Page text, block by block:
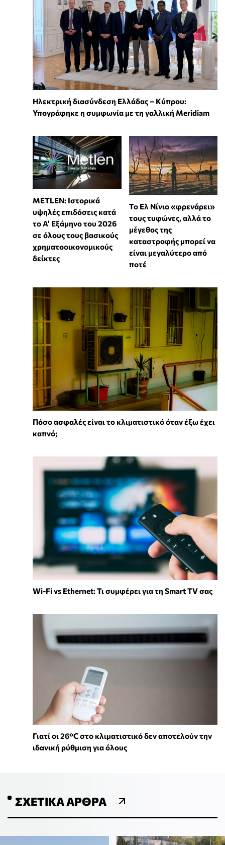
Ηλεκτρική διασύνδεση Ελλάδας – Κύπρου:
Υπογράφηκε η συμφωνία με τη γαλλική Meridiam
METLEN: Ιστορικά
υψηλές επιδόσεις κατά
το Α’ Εξάμηνο του 2026
σε όλους τους βασικούς
χρηματοοικονομικούς
δείκτες
Το Ελ Νίνιο «φρενάρει»
τους τυφώνες, αλλά το
μέγεθος της
καταστροφής μπορεί να
είναι μεγαλύτερο από
ποτέ
Πόσο ασφαλές είναι το κλιματιστικό όταν έξω έχει
καπνό;
Wi-Fi vs Ethernet: Τι συμφέρει για τη Smart TV σας
Γιατί οι 26°C στο κλιματιστικό δεν αποτελούν την
ιδανική ρύθμιση για όλους
ΣΧΕΤΙΚΆ ΆΡΘΡΑ